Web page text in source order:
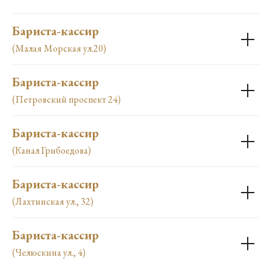
Бариста-кассир
(Малая Морская ул.20)
Бариста-кассир
(Петровский проспект 24)
Бариста-кассир
(Канал Грибоедова)
Бариста-кассир
(Лахтинская ул., 32)
Бариста-кассир
(Челюскина ул., 4)